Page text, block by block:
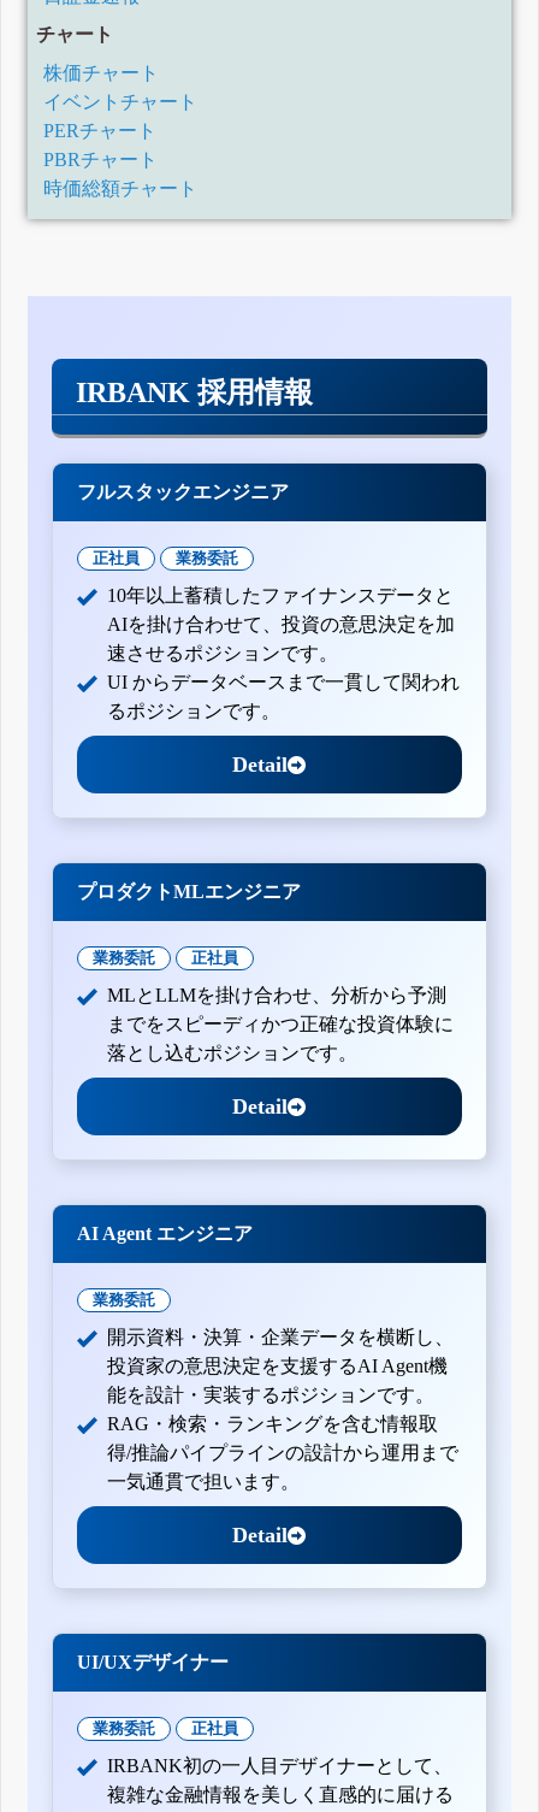
チャート
株価チャート
イベントチャート
PERチャート
PBRチャート
時価総額チャート
IRBANK 採用情報
フルスタックエンジニア
正社員 業務委託
10年以上蓄積したファイナンスデータと
AIを掛け合わせて、投資の意思決定を加
速させるポジションです。
UI からデータベースまで一貫して関われ
るポジションです。
Detail
プロダクトMLエンジニア
業務委託 正社員
MLとLLMを掛け合わせ、分析から予測
までをスピーディかつ正確な投資体験に
落とし込むポジションです。
Detail
AI Agent エンジニア
業務委託
開示資料・決算・企業データを横断し、
投資家の意思決定を支援するAI Agent機
能を設計・実装するポジションです。
RAG・検索・ランキングを含む情報取
得/推論パイプラインの設計から運用まで
一気通貫で担います。
Detail
UI/UXデザイナー
業務委託 正社員
IRBANK初の一人目デザイナーとして、
複雑な金融情報を美しく直感的に届ける